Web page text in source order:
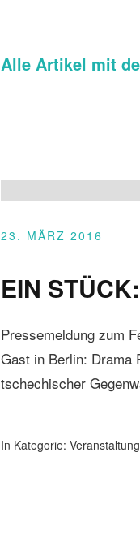
Alle Artikel mit
23. MÄRZ 2016
EIN
Pressemeldung zum
Gast in Berlin: Drama
tschechischer
In Kategorie:Veranstaltung